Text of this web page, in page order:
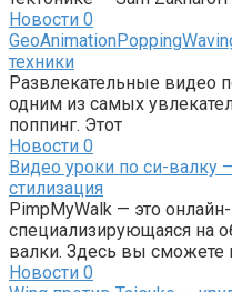
Новости 0
техники
Развлекательные видео
одним из самых
поппинг. Этот
Новости 0
Видео уроки по си-валку
стилизация
PimpMyWalk — это
специализирующаяся на
валки. Здесь вы сможете
Новости 0